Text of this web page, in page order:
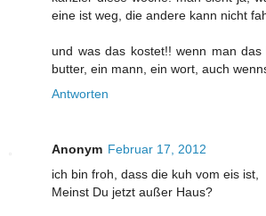
eine ist weg, die andere kann nicht
und was das kostet!! wenn man
butter, ein mann, ein wort, auch
Antworten
Anonym Februar 17, 2012
ich bin froh, dass die kuh vom eis ist,
Meinst Du jetzt außer Haus?